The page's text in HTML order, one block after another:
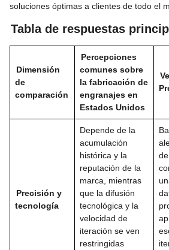
soluciones óptimas a clientes de todo el
Tabla de respuestas
Dimensión
de
comparación
Percepciones
comunes sobre
la fabricación de
engranajes en
Estados Unidos
Precisión y
tecnología
Depende de la
acumulación
histórica y la
reputación de la
marca, mientras
que la difusión
tecnológica y la
velocidad de
iteración se ven
restringidas